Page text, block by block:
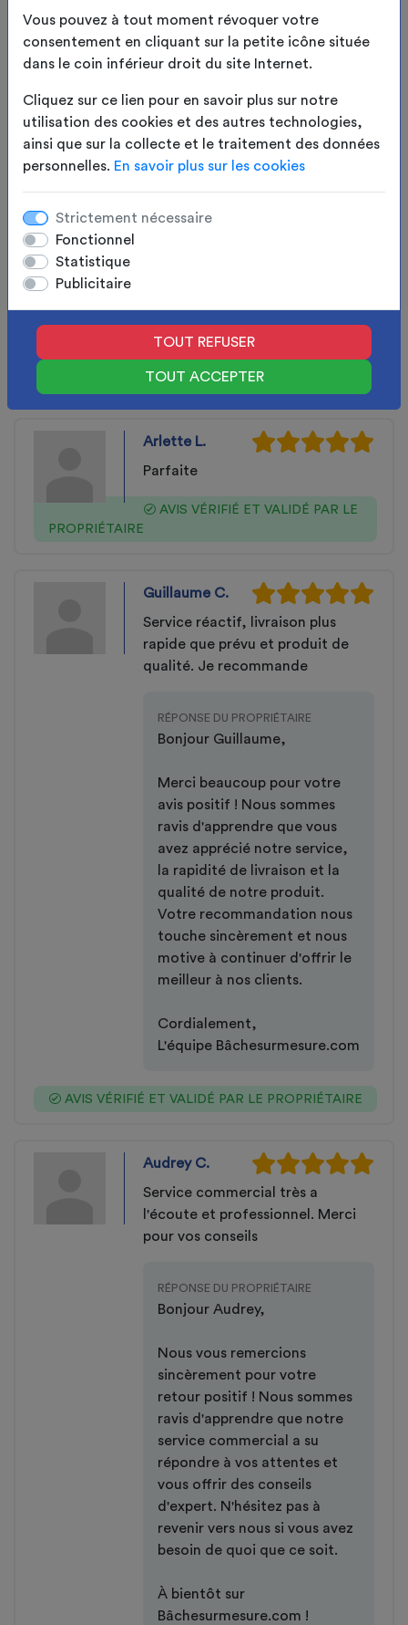
Vous pouvez à tout moment révoquer votre
consentement en cliquant sur la petite icône située
dans le coin inférieur droit du site Internet.
Cliquez sur ce lien pour en savoir plus sur notre
utilisation des cookies et des autres technologies,
ainsi que sur la collecte et le traitement des données
personnelles. En savoir plus sur les cookies
Strictement nécessaire
Fonctionnel
Statistique
Publicitaire
TOUT REFUSER
TOUT ACCEPTER
bien
AVIS VÉRIFIÉ ET VALIDÉ PAR LE
Jean-marc B.
pas bien
PROPRIÉTAIRE
AVIS VÉRIFIÉ ET VALIDÉ PAR LE
Arlette L.
Parfaite
AVIS VÉRIFIÉ ET VALIDÉ PAR LE
PROPRIÉTAIRE
Guillaume C.
Service réactif, livraison plus
rapide que prévu et produit de
qualité. Je recommande
RÉPONSE DU PROPRIÉTAIRE
Bonjour Guillaume,
Merci beaucoup pour votre
avis positif ! Nous sommes
ravis d'apprendre que vous
avez apprécié notre service,
la rapidité de livraison et la
qualité de notre produit.
Votre recommandation nous
touche sincèrement et nous
motive à continuer d'offrir le
meilleur à nos clients.
Cordialement,
L'équipe Bâchesurmesure.com
AVIS VÉRIFIÉ ET VALIDÉ PAR LE PROPRIÉTAIRE
Audrey C.
Service commercial très a
l'écoute et professionnel. Merci
pour vos conseils
RÉPONSE DU PROPRIÉTAIRE
Bonjour Audrey,
Nous vous remercions
sincèrement pour votre
retour positif ! Nous sommes
ravis d'apprendre que notre
service commercial a su
répondre à vos attentes et
vous offrir des conseils
d'expert. N'hésitez pas à
revenir vers nous si vous avez
besoin de quoi que ce soit.
À bientôt sur
Bâchesurmesure.com !